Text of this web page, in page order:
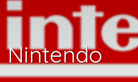
Nintendo